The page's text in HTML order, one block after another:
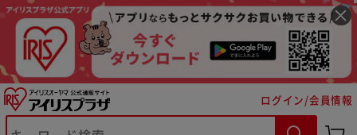
ログイン/会員情報
※ご確認ください